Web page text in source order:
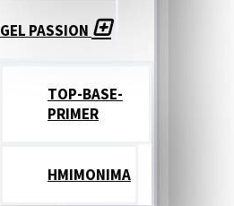
GEL PASSION
TOP-BASE-
PRIMER
ΗΜΙΜΟΝΙΜΑ